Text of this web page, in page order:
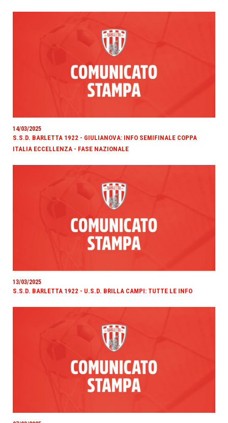
14/03/2025
S.S.D. BARLETTA 1922 - GIULIANOVA: INFO SEMIFINALE COPPA
ITALIA ECCELLENZA - FASE NAZIONALE
13/03/2025
S.S.D. BARLETTA 1922 - U.S.D. BRILLA CAMPI: TUTTE LE INFO